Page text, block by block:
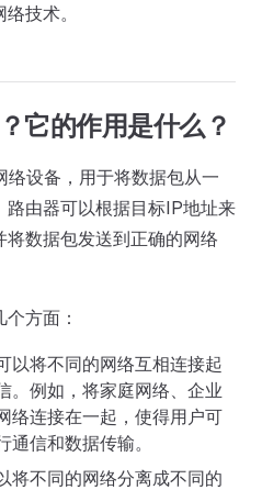
技术。
它的作用是什么？
设备，用于将数据包从一
由器可以根据目标IP地址来
数据包发送到正确的网络
方面：
以将不同的网络互相连接起
。例如，将家庭网络、企业
络连接在一起，使得用户可
信和数据传输。
将不同的网络分离成不同的